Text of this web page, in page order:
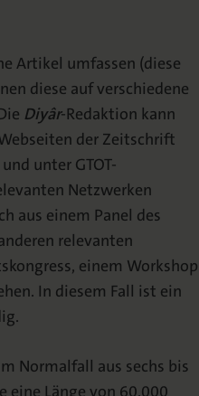
Artikel umfassen (diese
diese auf verschiedene
Diyâr-Redaktion kann
der Zeitschrift
unter GTOT-
Netzwerken
aus einem Panel des
relevanten
einem Workshop
In diesem Fall ist ein
Normalfall aus sechs bis
Länge von 60.000